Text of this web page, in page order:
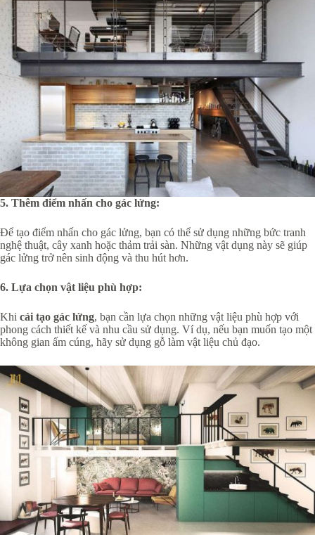
5. Thêm điểm nhấn cho gác lửng:
Để tạo điểm nhấn cho gác lửng, bạn có thể sử dụng những bức tranh
nghệ thuật, cây xanh hoặc thảm trải sàn. Những vật dụng này sẽ giúp
gác lửng trở nên sinh động và thu hút hơn.
6. Lựa chọn vật liệu phù hợp:
Khi cải tạo gác lửng, bạn cần lựa chọn những vật liệu phù hợp với
phong cách thiết kế và nhu cầu sử dụng. Ví dụ, nếu bạn muốn tạo một
không gian ấm cúng, hãy sử dụng gỗ làm vật liệu chủ đạo.